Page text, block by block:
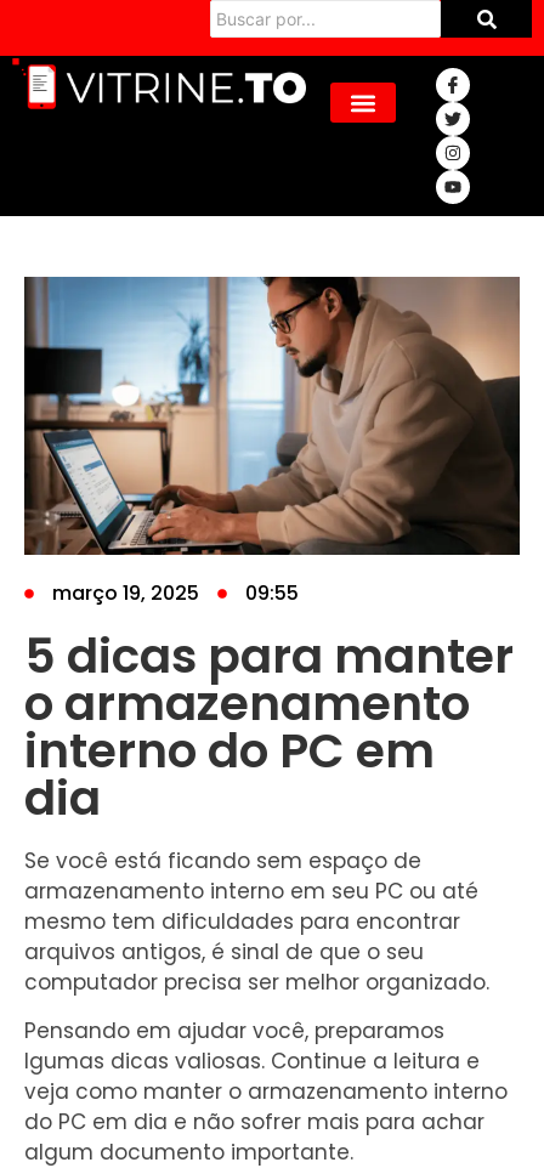
março 19, 2025 09:55
5 dicas para manter
o armazenamento
interno do PC em
dia
Se você está ficando sem espaço de
armazenamento interno em seu PC ou até
mesmo tem dificuldades para encontrar
arquivos antigos, é sinal de que o seu
computador precisa ser melhor organizado.
Pensando em ajudar você, preparamos
lgumas dicas valiosas. Continue a leitura e
veja como manter o armazenamento interno
do PC em dia e não sofrer mais para achar
algum documento importante.